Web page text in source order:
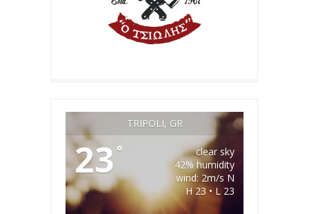
TRIPOLI, GR
23 °
clear sky
42% humidity
wind: 2m/s N
H 23 • L 23